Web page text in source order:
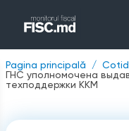
Pagina principală
ГНС уполномочена
техподдержки ККМ